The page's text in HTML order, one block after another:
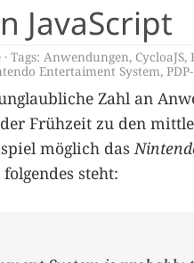
JavaScript
Tags: Anwendungen, CycloaJS,
Entertaiment System,
Zahl an
Frühzeit zu den
möglich das
folgendes steht: